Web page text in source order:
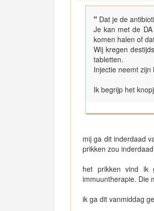
" Dat je de
Je kan met de
komen halen of
Wij kregen
tabletten.
Injectie neemt
Ik begrijp het
mij ga dit inderdaad
prikken zou
het prikken vind ik
immuuntherapie. Die
ik ga dit vanmiddag